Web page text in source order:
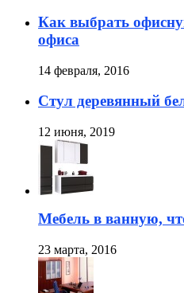
Как выбрать
офиса
14 февраля, 2016
Стул деревянный
12 июня, 2019
Мебель в ванную,
23 марта, 2016